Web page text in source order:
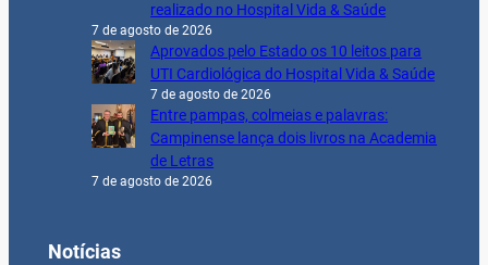
realizado no Hospital Vida & Saúde
7 de agosto de 2026
Aprovados pelo Estado os 10 leitos para
UTI Cardiológica do Hospital Vida & Saúde
7 de agosto de 2026
Entre pampas, colmeias e palavras:
Campinense lança dois livros na Academia
de Letras
7 de agosto de 2026
Notícias